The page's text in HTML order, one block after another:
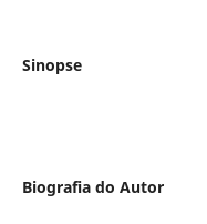
Sinopse
Biografia do Autor